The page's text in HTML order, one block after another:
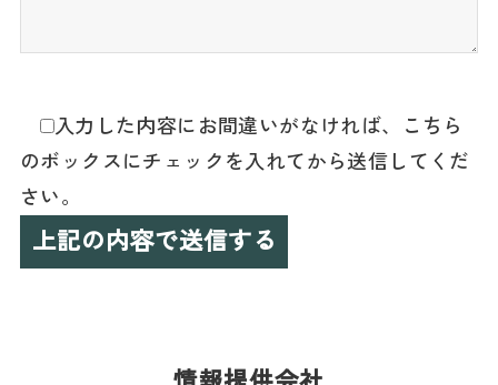
入力した内容にお間違いがなければ、こちら
のボックスにチェックを入れてから送信してくだ
さい。